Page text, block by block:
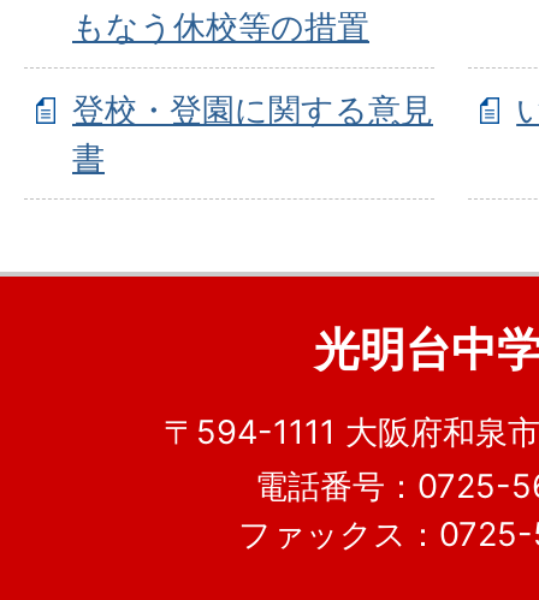
もなう休校等の措置
登校・登園に関する意見
書
光明台中
〒594-1111 大阪府和泉
電話番号：0725-
ファックス：